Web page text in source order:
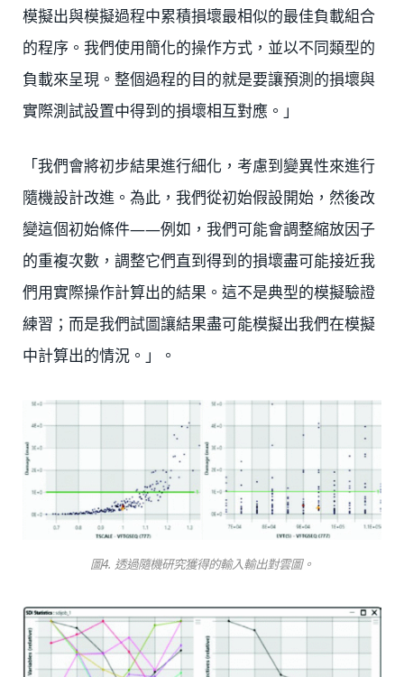
模擬出與模擬過程中累積損壞最相似的最佳負載組合
的程序。我們使用簡化的操作方式，並以不同類型的
負載來呈現。整個過程的目的就是要讓預測的損壞與
實際測試設置中得到的損壞相互對應。」
「我們會將初步結果進行細化，考慮到變異性來進行
隨機設計改進。為此，我們從初始假設開始，然後改
變這個初始條件——例如，我們可能會調整縮放因子
的重複次數，調整它們直到得到的損壞盡可能接近我
們用實際操作計算出的結果。這不是典型的模擬驗證
練習；而是我們試圖讓結果盡可能模擬出我們在模擬
中計算出的情況。」。
圖4. 透過隨機研究獲得的輸入輸出對雲圖。